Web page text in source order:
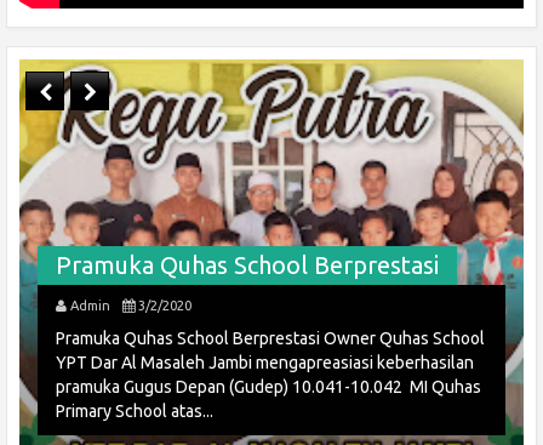
Pramuka Quhas School Berprestasi
Admin 3/2/2020
Pramuka Quhas School Berprestasi Owner Quhas School
YPT Dar Al Masaleh Jambi mengapreasiasi keberhasilan
pramuka Gugus Depan (Gudep) 10.041-10.042 MI Quhas
Primary School atas...